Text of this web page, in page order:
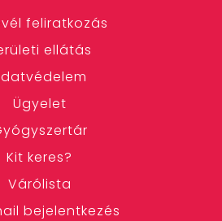
feliratkozás
ellátás
Ügyelet
Kit keres?
Várólista
bejelentkezés